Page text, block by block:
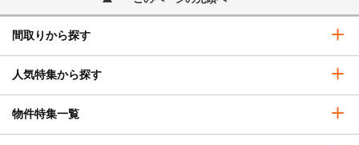
間取りから探す
人気特集から探す
物件特集一覧